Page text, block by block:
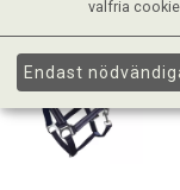
valfria
Endast